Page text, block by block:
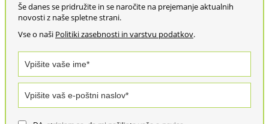
Še danes se pridružite in se naročite na prejemanje aktualnih
novosti z naše spletne strani.
Vse o naši Politiki zasebnosti in varstvu podatkov.